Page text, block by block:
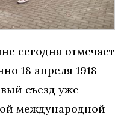
сегодня отмечает
18 апреля 1918
съезд уже
международной